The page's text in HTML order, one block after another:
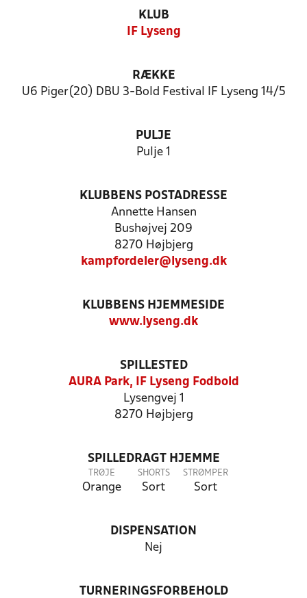
KLUB
IF Lyseng
RÆKKE
U6 Piger(20) DBU 3-Bold Festival IF Lyseng 14/5
PULJE
Pulje 1
KLUBBENS POSTADRESSE
Annette Hansen
Bushøjvej 209
8270 Højbjerg
kampfordeler@lyseng.dk
KLUBBENS HJEMMESIDE
www.lyseng.dk
SPILLESTED
AURA Park, IF Lyseng Fodbold
Lysengvej 1
8270 Højbjerg
SPILLEDRAGT HJEMME
TRØJE
Orange
SHORTS
Sort
STRØMPER
Sort
DISPENSATION
Nej
TURNERINGSFORBEHOLD